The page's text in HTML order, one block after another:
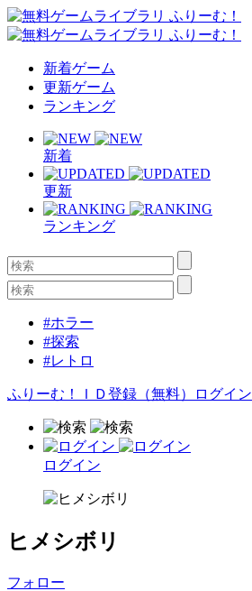
新着ゲーム
更新ゲーム
ランキング
新着
更新
ランキング
#ホラー
#探索
#レトロ
ふりーむ！ＩＤ登録（無料） ログイン
ログイン
ヒメシボリ
フォロー